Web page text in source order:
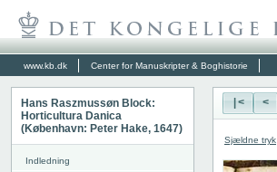
www.kb.dk Center for Manuskripter & Boghistorie
Hans Raszmussøn Block:
Horticultura Danica
(København: Peter Hake, 1647)
Indledning
|< <
Sjældne tryk